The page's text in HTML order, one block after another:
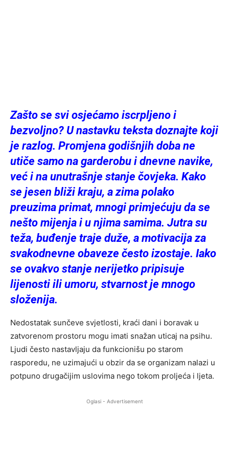
Zašto se svi osjećamo iscrpljeno i
bezvoljno? U nastavku teksta doznajte koji
je razlog. Promjena godišnjih doba ne
utiče samo na garderobu i dnevne navike,
već i na unutrašnje stanje čovjeka. Kako
se jesen bliži kraju, a zima polako
preuzima primat, mnogi primjećuju da se
nešto mijenja i u njima samima. Jutra su
teža, buđenje traje duže, a motivacija za
svakodnevne obaveze često izostaje. Iako
se ovakvo stanje nerijetko pripisuje
lijenosti ili umoru, stvarnost je mnogo
složenija.
Nedostatak sunčeve svjetlosti, kraći dani i boravak u
zatvorenom prostoru mogu imati snažan uticaj na psihu.
Ljudi često nastavljaju da funkcionišu po starom
rasporedu, ne uzimajući u obzir da se organizam nalazi u
potpuno drugačijim uslovima nego tokom proljeća i ljeta.
Oglasi - Advertisement